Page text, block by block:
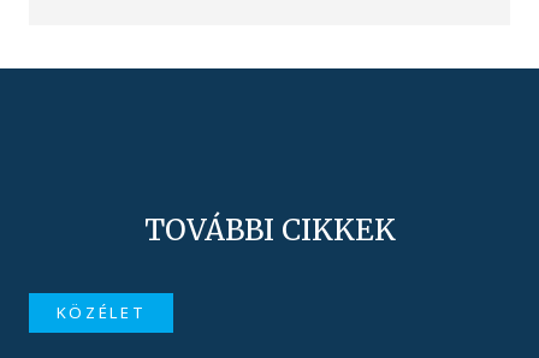
TOVÁBBI CIKKEK
KÖZÉLET